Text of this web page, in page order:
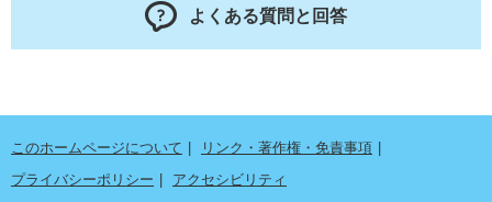
よくある質問と回答
このホームページについて
リンク・著作権・免責事項
プライバシーポリシー
アクセシビリティ